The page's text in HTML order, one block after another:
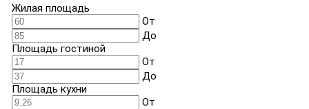
Жилая площадь
От
До
Площадь гостиной
От
До
Площадь кухни
От